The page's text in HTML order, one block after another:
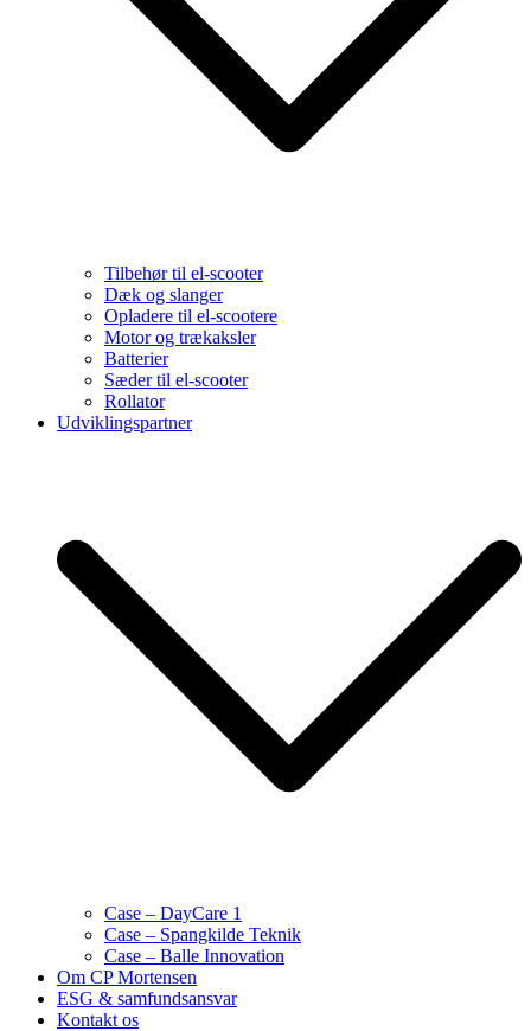
Tilbehør til el-scooter
Dæk og slanger
Opladere til el-scootere
Motor og trækaksler
Batterier
Sæder til el-scooter
Rollator
Udviklingspartner
Case – DayCare 1
Case – Spangkilde Teknik
Case – Balle Innovation
Om CP Mortensen
ESG & samfundsansvar
Kontakt os